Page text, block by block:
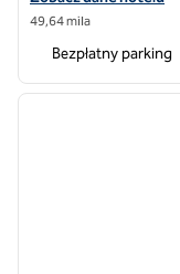
49,64 mila
Bezpłatny parking
1 z 12